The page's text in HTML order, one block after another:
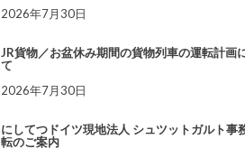
2026年7月30日
JR貨物／お盆休み期間の貨物列車の運転計画
て
2026年7月30日
にしてつドイツ現地法人 シュツットガルト事
転のご案内